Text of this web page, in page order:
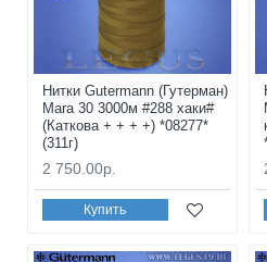
Нитки Gutermann (Гутерман)
Mara 30 3000м #288 хаки#
(Каткова + + + +) *08277*
(311г)
2 750.00р.
Купить